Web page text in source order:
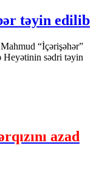
təyin edilib
Mahmud “İçərişəhər”
sədri təyin
azad